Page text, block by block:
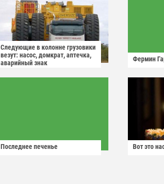
Следующие в колонне грузовики
везут: насос, домкрат, аптечка,
аварийный знак
Фермин
Последнее печенье Вот это